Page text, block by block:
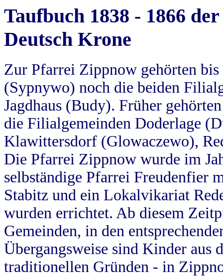
Taufbuch 1838 - 1866
Deutsch Krone
Zur Pfarrei Zippnow gehörten
(Sypnywo) noch die beiden
Jagdhaus (Budy). Früher
die Filialgemeinden Doderlage
Klawittersdorf (Glowaczewo),
Die Pfarrei Zippnow wurde im
selbständige Pfarrei Freudenfier
Stabitz und ein Lokalvikariat
wurden errichtet. Ab diesem
Gemeinden, in den
Übergangsweise sind Kinder aus
traditionellen Gründen - in